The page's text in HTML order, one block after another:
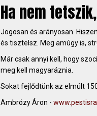
Ha nem
Jogosan és arányosan.
és tisztelsz. Meg amúgy is,
Már csak annyi kell, hogy
meg kell magyaráznia.
Sokat fejlődtünk az elmúlt
Ambrózy Áron -